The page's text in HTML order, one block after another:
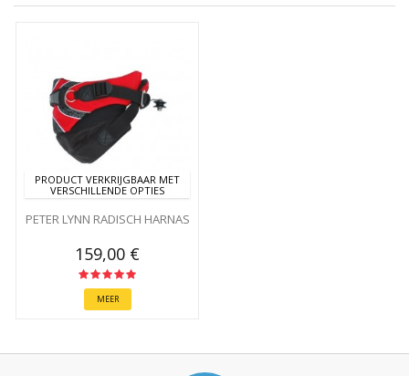
PRODUCT VERKRIJGBAAR MET
VERSCHILLENDE OPTIES
PETER LYNN RADISCH HARNAS
159,00 €
MEER